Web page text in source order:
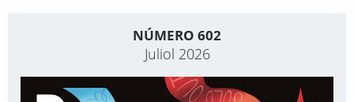
NÚMERO 602
Juliol 2026